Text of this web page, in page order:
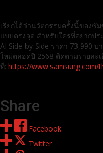
เรียกได้ว่านวัตกรรมครั้งนี้ของซั
แบบตรงจุด สำหรับใครที่อยากป
AI Side-by-Side ราคา 73,990
ใหม่ตลอดปี 2568 ติดตามรายละ
ที่: https://www.samsung.com/
Share
Facebook
Twitter